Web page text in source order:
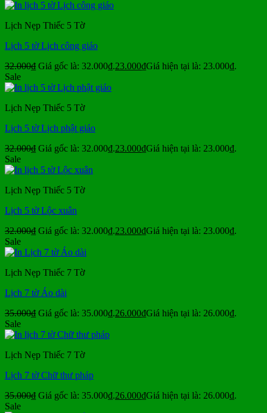
Lịch Nẹp Thiếc 5 Tờ
Lịch 5 tờ Lịch công giáo
32.000₫ Giá gốc là: 32.000₫.23.000₫Giá hiện tại là: 23.000₫.
Sale
Lịch Nẹp Thiếc 5 Tờ
Lịch 5 tờ Lịch phật giáo
32.000₫ Giá gốc là: 32.000₫.23.000₫Giá hiện tại là: 23.000₫.
Sale
Lịch Nẹp Thiếc 5 Tờ
Lịch 5 tờ Lộc xuân
32.000₫ Giá gốc là: 32.000₫.23.000₫Giá hiện tại là: 23.000₫.
Sale
Lịch Nẹp Thiếc 7 Tờ
Lịch 7 tờ Áo dài
35.000₫ Giá gốc là: 35.000₫.26.000₫Giá hiện tại là: 26.000₫.
Sale
Lịch Nẹp Thiếc 7 Tờ
Lịch 7 tờ Chữ thư pháp
35.000₫ Giá gốc là: 35.000₫.26.000₫Giá hiện tại là: 26.000₫.
Sale